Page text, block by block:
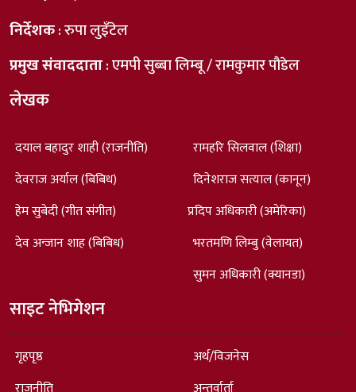
निर्देशक: रुपा लुइँटेल
प्रमुख संवाददाता: एमपी सुब्बा लिम्बू / रामकुमार पौडेल
लेखक
दयाल बहादुर शाही (राजनीति)
देवराज अर्याल (बिबिध)
हेम सुबेदी (गीत संगीत)
देव अन्जान शाह (बिबिध)
रामहरि सिलवाल (शिक्षा)
दिनेशराज सत्याल (कानून)
प्रदिप अधिकारी (अमेरिका)
भरतमणि लिम्बु (वेलायत)
सुमन अधिकारी (क्यानडा)
साइट नेभिगेशन
गृहपृष्ठ
अर्थ/विजनेस